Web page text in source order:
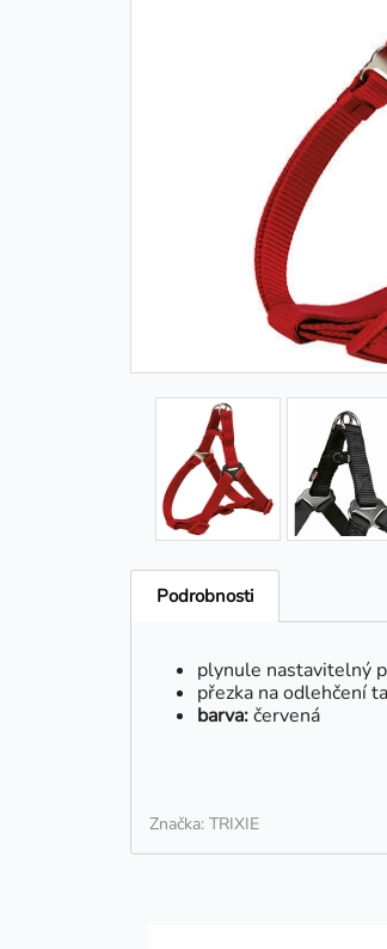
Podrobnosti
plynule nastavitelný
přezka na odlehčení
barva:červená
Značka: TRIXIE